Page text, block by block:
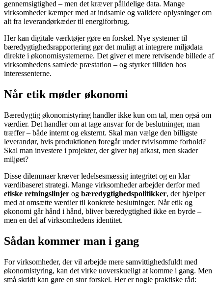
gennemsigtighed – men det kræver pålidelige data. Mange
virksomheder kæmper med at indsamle og validere oplysninger om
alt fra leverandørkæder til energiforbrug.
Her kan digitale værktøjer gøre en forskel. Nye systemer til
bæredygtighedsrapportering gør det muligt at integrere miljødata
direkte i økonomisystemerne. Det giver et mere retvisende billede af
virksomhedens samlede præstation – og styrker tilliden hos
interessenterne.
Når etik møder økonomi
Bæredygtig økonomistyring handler ikke kun om tal, men også om
værdier. Det handler om at tage ansvar for de beslutninger, man
træffer – både internt og eksternt. Skal man vælge den billigste
leverandør, hvis produktionen foregår under tvivlsomme forhold?
Skal man investere i projekter, der giver høj afkast, men skader
miljøet?
Disse dilemmaer kræver ledelsesmæssig integritet og en klar
værdibaseret strategi. Mange virksomheder arbejder derfor med
etiske retningslinjer og bæredygtighedspolitikker, der hjælper
med at omsætte værdier til konkrete beslutninger. Når etik og
økonomi går hånd i hånd, bliver bæredygtighed ikke en byrde –
men en del af virksomhedens identitet.
Sådan kommer man i gang
For virksomheder, der vil arbejde mere samvittighedsfuldt med
økonomistyring, kan det virke uoverskueligt at komme i gang. Men
små skridt kan gøre en stor forskel. Her er nogle praktiske råd: